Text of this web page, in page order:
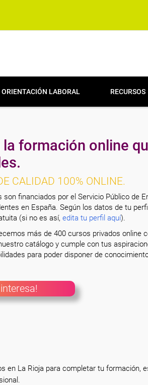
ORIENTACIÓN LABORAL RECURSOS
la formación online
CALIDAD 100% ONLINE.
financiados por el Servicio Público de
en España. Según los datos de tu
(si no es así, edita tu perfil aquí).
más de 400 cursos privados online
catálogo y cumple con tus
para poder disponer de
en La Rioja para completar tu formación,